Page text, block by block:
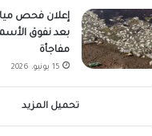
إعلان فحص
بعد نفوق
مفاجأة
15 يونيو، 2026
تحميل المزيد